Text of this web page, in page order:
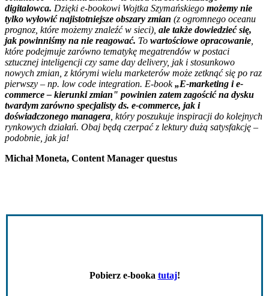
digitalowca. Dzięki e-bookowi Wojtka Szymańskiego możemy nie
tylko wyłowić najistotniejsze obszary zmian (z ogromnego oceanu
prognoz, które możemy znaleźć w sieci), ale także dowiedzieć się,
jak powinniśmy na nie reagować. To wartościowe opracowanie,
które podejmuje zarówno tematykę megatrendów w postaci
sztucznej inteligencji czy same day delivery, jak i stosunkowo
nowych zmian, z którymi wielu marketerów może zetknąć się po raz
pierwszy – np. low code integration. E-book„E-marketing i e-
commerce – kierunki zmian" powinien zatem zagościć na dysku
twardym zarówno specjalisty ds. e-commerce, jak i
doświadczonego managera, który poszukuje inspiracji do kolejnych
rynkowych działań. Obaj będą czerpać z lektury dużą satysfakcję –
podobnie, jak ja!
Michał Moneta, Content Manager questus
Pobierz e-booka tutaj!